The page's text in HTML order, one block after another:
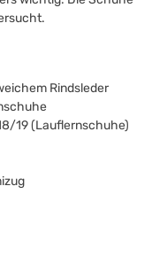
Rindsleder
19 (Lauflernschuhe)